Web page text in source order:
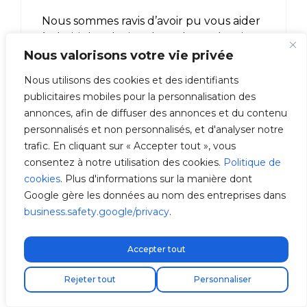
Nous valorisons votre vie privée
Nous utilisons des cookies et des identifiants
publicitaires mobiles pour la personnalisation des
annonces, afin de diffuser des annonces et du contenu
personnalisés et non personnalisés, et d'analyser notre
trafic. En cliquant sur « Accepter tout », vous
consentez à notre utilisation des cookies. Politique de
cookies. Plus d'informations sur la manière dont
Google gère les données au nom des entreprises dans
business.safety.google/privacy.
Personnaliser
Rejeter tout
Accepter tout
Nous sommes ravis d’avoir pu vous aider
à choisir la solution de recharge la mieux
adaptée à vos besoins. Vous pouvez
installateur de borne de recharge
certifié via notre Réseau d’Installateurs
Certifiés.
N’oubliez pas que vous pouvez
également acheter votre borne Trydan
pour la maison directement surnotre
boutique en ligne.
Nous restons à votre disposition pour
toute question complémentaire.
Cordialement, et un grand merci.
Livraison express gratuite !